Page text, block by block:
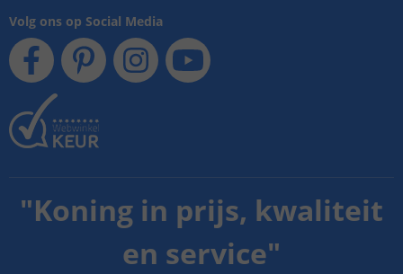
Volg ons op Social Media
"Koning in prijs, kwaliteit
en service"